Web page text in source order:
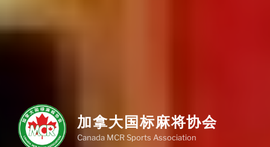
加拿大国标麻将协会
Canada MCR Sports Association